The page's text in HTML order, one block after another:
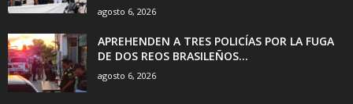
agosto 6, 2026
APREHENDEN A TRES POLICÍAS POR LA FUGA
DE DOS REOS BRASILEÑOS...
agosto 6, 2026